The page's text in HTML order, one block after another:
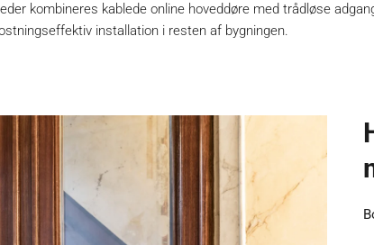
kombineres kablede online hoveddøre med trådløse
installation i resten af bygningen.